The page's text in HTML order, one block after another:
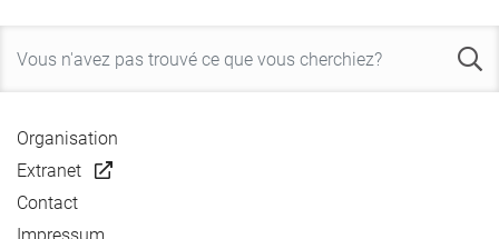
Organisation
Extranet
Contact